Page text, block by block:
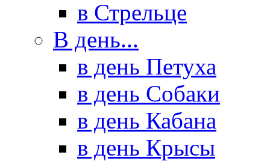
в Стрельце
В день...
в день Петуха
в день Собаки
в день Кабана
в день Крысы